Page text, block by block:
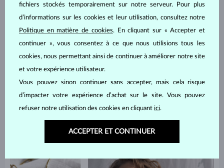
fichiers stockés temporairement sur notre serveur. Pour plus
d’informations sur les cookies et leur utilisation, consultez notre
Politique en matière de cookies. En cliquant sur « Accepter et
continuer », vous consentez à ce que nous utilisions tous les
cookies, nous permettant ainsi de continuer à améliorer notre site
et votre expérience utilisateur.
Vous pouvez sinon continuer sans accepter, mais cela risque
d’impacter votre expérience d’achat sur le site. Vous pouvez
refuser notre utilisation des cookies en cliquant ici.
ACCEPTER ET CONTINUER